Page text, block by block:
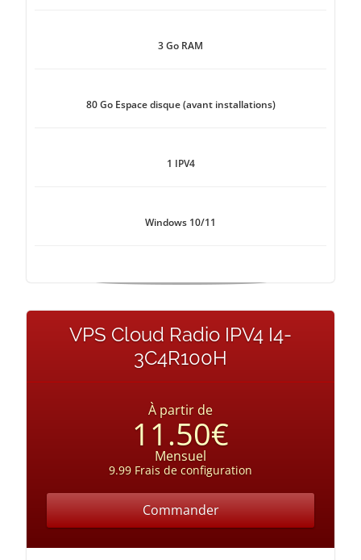
3 Go RAM
80 Go Espace disque (avant installations)
1 IPV4
Windows 10/11
VPS Cloud Radio IPV4 I4-
3C4R100H
À partir de
11.50€
Mensuel
9.99 Frais de configuration
Commander